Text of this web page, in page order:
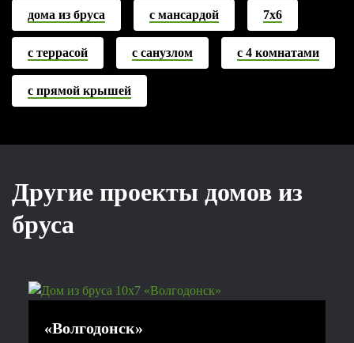
дома из бруса с мансардой 7х6
с террасой с санузлом с 4 комнатами
с прямой крышей
Другие проекты домов из
бруса
«Волгодонск»